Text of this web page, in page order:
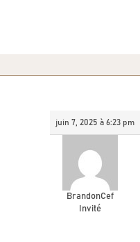
juin 7, 2025 à 6:23 pm
BrandonCef
Invité